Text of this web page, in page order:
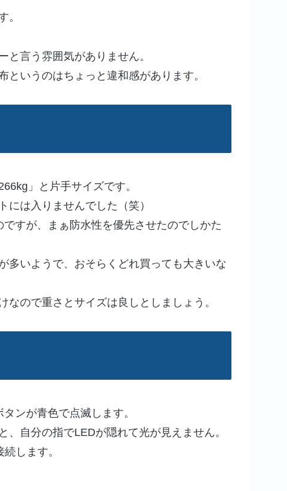
。
言う雰囲気がありません。
いうのはちょっと違和感があります。
」と片手サイズです。
は入りませんでした（笑）
すが、まぁ防水性を優先させたのでしかた
多いようで、おそらくどれ買っても大きいな
ので重さとサイズは良しとしましょう。
ンが青色で点滅します。
自分の指でLEDが隠れて光が見えません。
します。